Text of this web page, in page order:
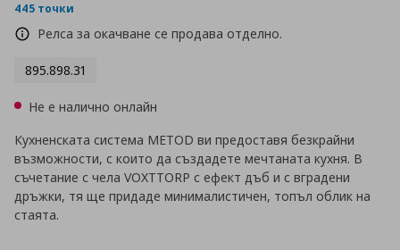
445 точки
Релса за окачване се продава отделно.
895.898.31
Не е налично онлайн
Кухненската система METOD ви предоставя безкрайни
възможности, с които да създадете мечтаната кухня. В
съчетание с чела VOXTTORP с ефект дъб и с вградени
дръжки, тя ще придаде минималистичен, топъл облик на
стаята.